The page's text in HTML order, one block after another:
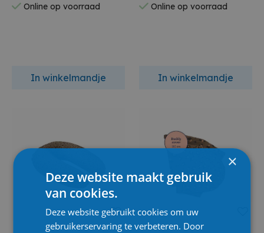
Online op voorraad
In winkelmandje
Online op voorraad
In winkelmandje
×
Deze website maakt gebruik
van cookies.
Deze website gebruikt cookies om uw
gebruikerservaring te verbeteren. Door